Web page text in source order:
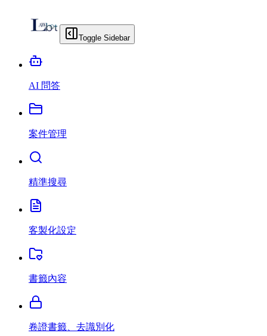
Toggle Sidebar
AI 問答
案件管理
精準搜尋
客製化設定
書籤內容
卷證書籤、去識別化